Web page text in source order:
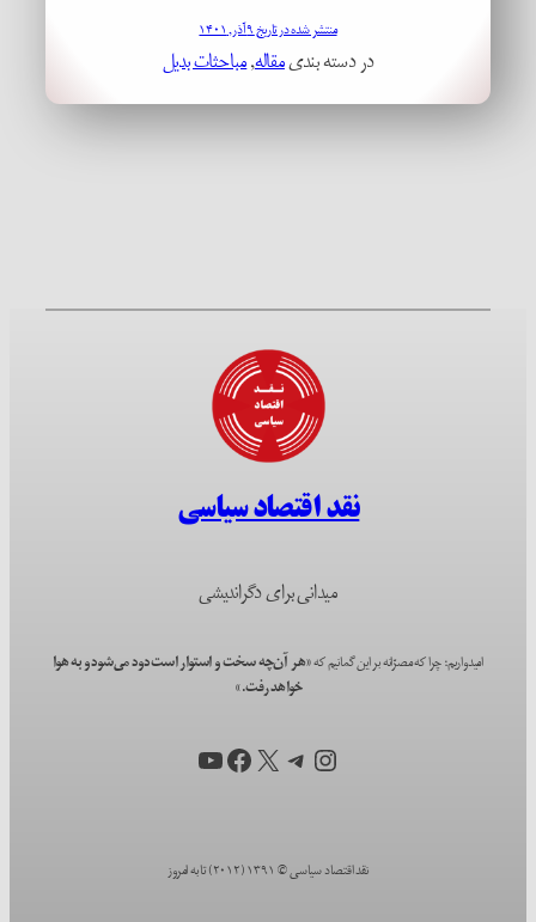
منتشر شده در تاریخ ۹ آذر, ۱۴۰۱
در دسته بندیمقاله, مباحثات بدیل
نقد اقتصاد سیاسی
میدانی برای دگراندیشی
امیدواریم؛ چرا که مصرّانه بر این گمانیم که«هر آن‌چه سخت و استوار است دود می‌شود و به هوا
خواهد رفت.»
اینستاگرم
تلگرام
X فیس‌بوک
یوتیوب
نقد اقتصاد سیاسی © ۱۳۹۱ (۲۰۱۲) تا به امروز